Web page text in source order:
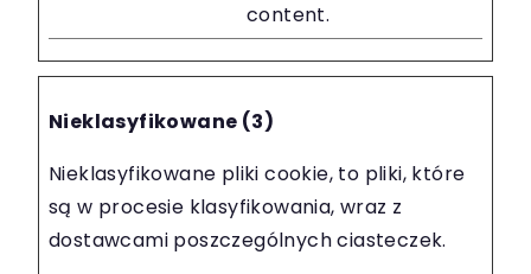
content.
Nieklasyfikowane (3)
Nieklasyfikowane pliki cookie, to pliki, które
są w procesie klasyfikowania, wraz z
dostawcami poszczególnych ciasteczek.